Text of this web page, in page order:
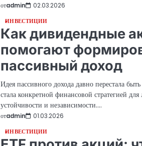
отadmin 02.03.2026
ИНВЕСТИЦИИ
Как дивидендные
помогают
пассивный доход
Идея пассивного дохода давно перестала
стала конкретной финансовой стратегией
устойчивости и независимости.…
отadmin 01.03.2026
ИНВЕСТИЦИИ